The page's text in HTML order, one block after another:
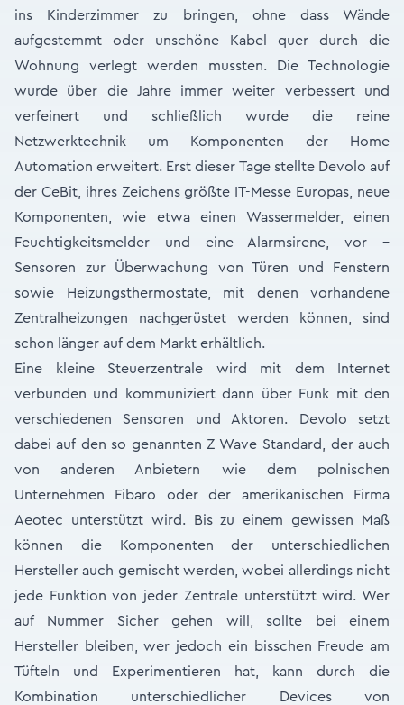
ins Kinderzimmer zu bringen, ohne dass Wände
aufgestemmt oder unschöne Kabel quer durch die
Wohnung verlegt werden mussten. Die Technologie
wurde über die Jahre immer weiter verbessert und
verfeinert und schließlich wurde die reine
Netzwerktechnik um Komponenten der Home
Automation erweitert. Erst dieser Tage stellte Devolo auf
der CeBit, ihres Zeichens größte IT-Messe Europas, neue
Komponenten, wie etwa einen Wassermelder, einen
Feuchtigkeitsmelder und eine Alarmsirene, vor –
Sensoren zur Überwachung von Türen und Fenstern
sowie Heizungsthermostate, mit denen vorhandene
Zentralheizungen nachgerüstet werden können, sind
schon länger auf dem Markt erhältlich.
Eine kleine Steuerzentrale wird mit dem Internet
verbunden und kommuniziert dann über Funk mit den
verschiedenen Sensoren und Aktoren. Devolo setzt
dabei auf den so genannten Z-Wave-Standard, der auch
von anderen Anbietern wie dem polnischen
Unternehmen Fibaro oder der amerikanischen Firma
Aeotec unterstützt wird. Bis zu einem gewissen Maß
können die Komponenten der unterschiedlichen
Hersteller auch gemischt werden, wobei allerdings nicht
jede Funktion von jeder Zentrale unterstützt wird. Wer
auf Nummer Sicher gehen will, sollte bei einem
Hersteller bleiben, wer jedoch ein bisschen Freude am
Tüfteln und Experimentieren hat, kann durch die
Kombination unterschiedlicher Devices von